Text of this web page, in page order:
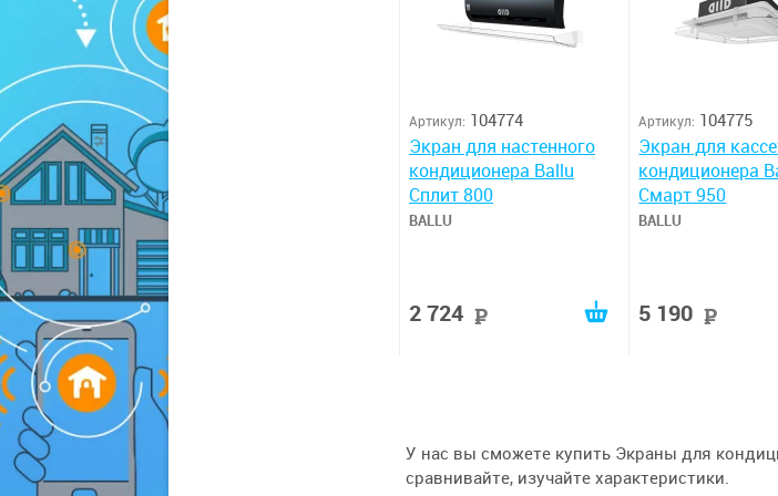
Артикул: 104774
Экран для настенного
кондиционера Ballu
Сплит 800
BALLU
2 724
Артикул: 104775
Экран для
кондиционера
Смарт 950
BALLU
5 190
У нас вы сможете купить Экраны для
сравнивайте, изучайте характеристики.